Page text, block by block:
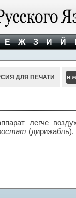
Е Ж З И Й
ДЛЯ ПЕЧАТИ
легче